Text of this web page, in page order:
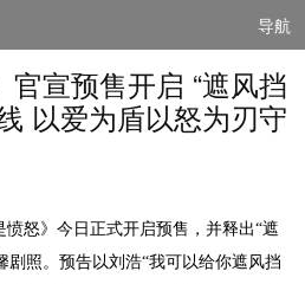
导航
宣预售开启 “遮风挡
以爱为盾以怒为刃守
怒》今日正式开启预售，并释出“遮
剧照。预告以刘浩“我可以给你遮风挡